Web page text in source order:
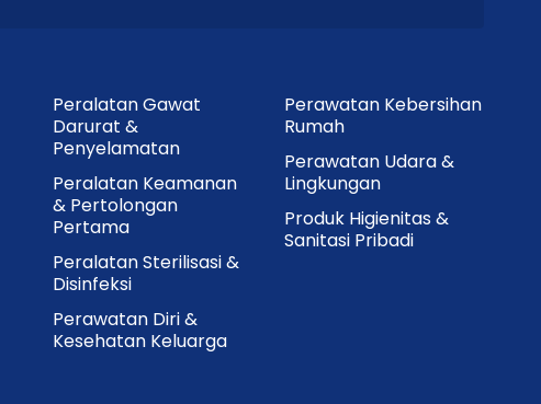
Peralatan Gawat
Darurat &
Penyelamatan
Peralatan Keamanan
& Pertolongan
Pertama
Peralatan Sterilisasi &
Disinfeksi
Perawatan Diri &
Kesehatan Keluarga
Perawatan Kebersihan
Rumah
Perawatan Udara &
Lingkungan
Produk Higienitas &
Sanitasi Pribadi